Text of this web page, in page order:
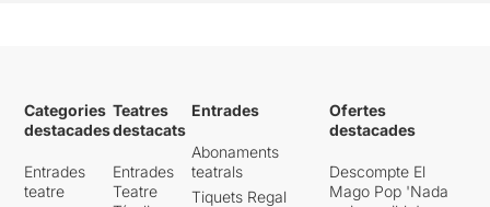
Categories
destacades
Entrades
teatre
Teatres
destacats
Entrades
Teatre
Entrades
Abonaments
teatrals
Tiquets Regal
Ofertes
destacades
Descompte El
Mago Pop 'Nada